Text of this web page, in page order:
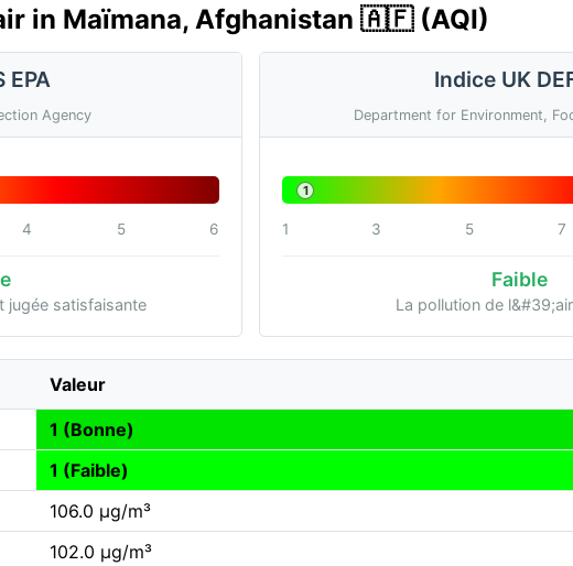
in Maïmana, Afghanistan 🇦🇫 (AQI)
EPA
Agency
4 5 6
jugée satisfaisante
Indice UK
Department for Environment,
1
1 3 5 7
Faible
La pollution de
Valeur
1 (Bonne)
1 (Faible)
106.0 µg/m³
102.0 µg/m³